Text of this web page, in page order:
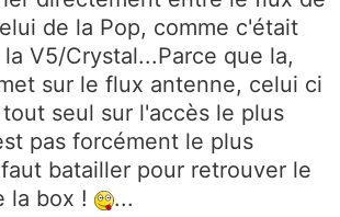
de la Pop, comme c'était
V5/Crystal...Parce que la,
sur le flux antenne, celui ci
seul sur l'accès le plus
pas forcément le plus
batailler pour retrouver le
la box !
...